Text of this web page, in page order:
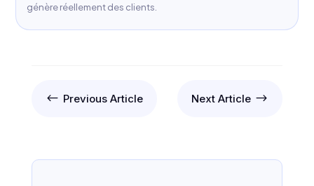
génère réellement des clients.
# Previous Article Next Article $